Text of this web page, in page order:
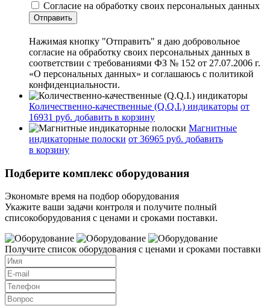
Согласие на обработку своих персональных данных
Отправить
Нажимая кнопку "Отправить" я даю добровольное
согласие на обработку своих персональных данных в
соответствии с требованиями ФЗ № 152 от 27.07.2006 г.
«О персональных данных» и соглашаюсь с политикой
конфиденциальности.
Количественно-качественные (Q.Q.I.) индикаторы от
16931 руб. добавить в корзину
Магнитные
индикаторные полоски от 36965 руб. добавить
в корзину
Подберите комплекс оборудования
Экономьте время на подбор оборудования
Укажите ваши задачи контроля и получите полный
списокоборудования с ценами и сроками поставки.
Получите список оборудования с ценами и сроками поставки